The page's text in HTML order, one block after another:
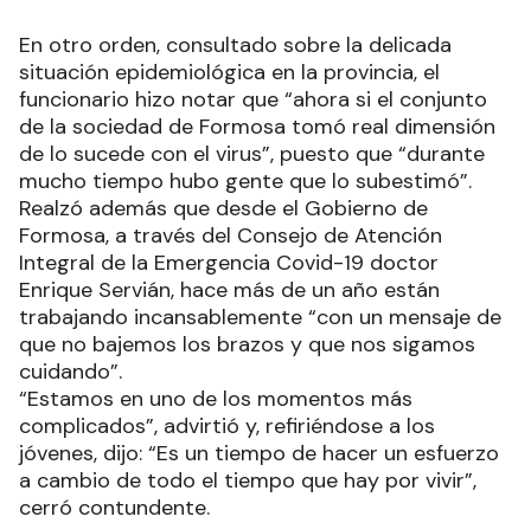
En otro orden, consultado sobre la delicada
situación epidemiológica en la provincia, el
funcionario hizo notar que “ahora si el conjunto
de la sociedad de Formosa tomó real dimensión
de lo sucede con el virus”, puesto que “durante
mucho tiempo hubo gente que lo subestimó”.
Realzó además que desde el Gobierno de
Formosa, a través del Consejo de Atención
Integral de la Emergencia Covid-19 doctor
Enrique Servián, hace más de un año están
trabajando incansablemente “con un mensaje de
que no bajemos los brazos y que nos sigamos
cuidando”.
“Estamos en uno de los momentos más
complicados”, advirtió y, refiriéndose a los
jóvenes, dijo: “Es un tiempo de hacer un esfuerzo
a cambio de todo el tiempo que hay por vivir”,
cerró contundente.